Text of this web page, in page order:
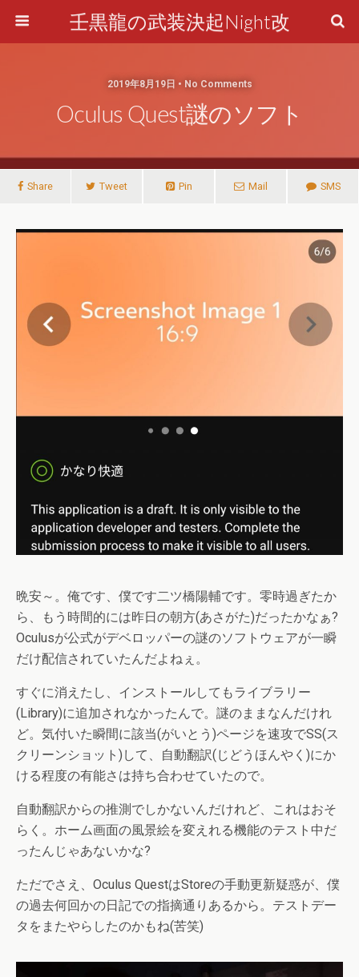
壬黒龍の武装決起Night改
2019年8月19日 • No Comments
Oculus Quest謎のソフト
Share Tweet Pin Mail SMS
晩安～。俺です、僕です二ツ橋陽輔です。零時過ぎたか
ら、もう時間的には昨日の朝方(あさがた)だったかなぁ?
Oculusが公式がデベロッパーの謎のソフトウェアが一瞬
だけ配信されていたんだよねぇ。
すぐに消えたし、インストールしてもライブラリー
(Library)に追加されなかったんで。謎のままなんだけれ
ど。気付いた瞬間に該当(がいとう)ページを速攻でSS(ス
クリーンショット)して、自動翻訳(じどうほんやく)にか
ける程度の有能さは持ち合わせていたので。
自動翻訳からの推測でしかないんだけれど、これはおそ
らく。ホーム画面の風景絵を変えれる機能のテスト中だ
ったんじゃあないかな?
ただでさえ、Oculus QuestはStoreの手動更新疑惑が、僕
の過去何回かの日記での指摘通りあるから。テストデー
タをまたやらしたのかもね(苦笑)